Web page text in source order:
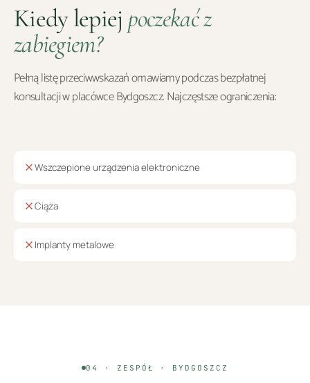
Kiedy lepiej poczekać z
zabiegiem?
Pełną listę przeciwwskazań omawiamy podczas bezpłatnej
konsultacji w placówceBydgoszcz. Najczęstsze ograniczenia:
Wszczepione urządzenia elektroniczne
Ciąża
Implanty metalowe
04 · ZESPÓŁ · BYDGOSZCZ